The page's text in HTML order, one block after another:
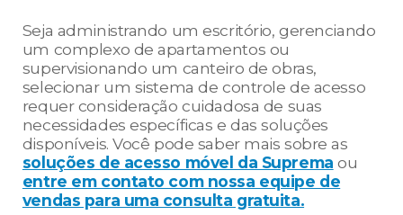
Seja administrando um escritório, gerenciando
um complexo de apartamentos ou
supervisionando um canteiro de obras,
selecionar um sistema de controle de acesso
requer consideração cuidadosa de suas
necessidades específicas e das soluções
disponíveis. Você pode saber mais sobre as
soluções de acesso móvel da Suprema ou
entre em contato com nossa equipe de
vendas para uma consulta gratuita.